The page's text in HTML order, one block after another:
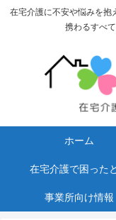
在宅介護に不安や悩みを抱
携わるすべ
ホーム
在宅介護で困った
事業所向け情報